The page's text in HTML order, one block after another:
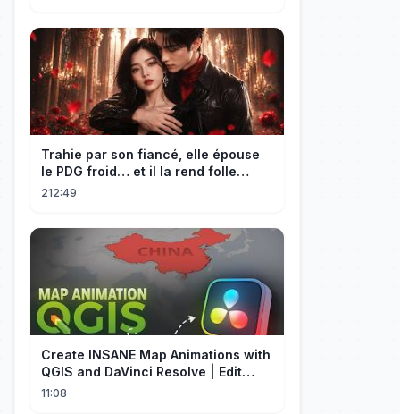
Trahie par son fiancé, elle épouse
le PDG froid… et il la rend folle
d'amour !
212:49
Create INSANE Map Animations with
QGIS and DaVinci Resolve | Edit
Craft
11:08